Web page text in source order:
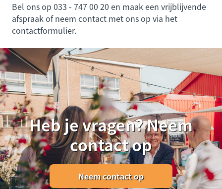
Bel ons op 033 - 747 00 20 en maak een vrijblijvende
afspraak of neem contact met ons op via het
contactformulier.
Heb je vragen? Neem
contact op
Neem contact op